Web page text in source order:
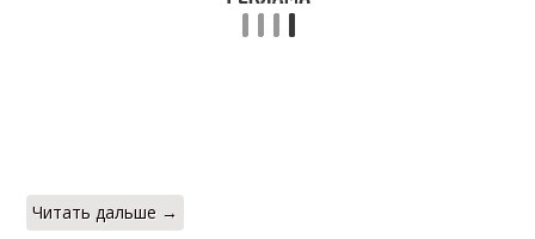
Читать дальше →